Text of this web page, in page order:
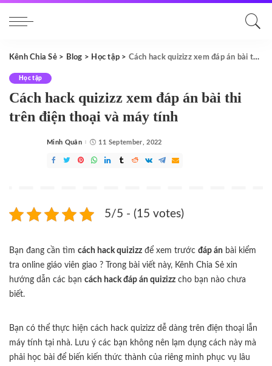
Kênh Chia Sẻ> Blog > Học tập > Cách hack quizizz xem đáp án bài thi trên điện thoại và máy tính
Học tập
Cách hack quizizz xem đáp án bài thi
trên điện thoại và máy tính
Posted
Minh Quân 11 September, 2022
5/5 - (15 votes)
Bạn đang cần tìm cách hack quizizz để xem trước đáp án bài kiểm
tra online giáo viên giao ? Trong bài viết này, Kênh Chia Sẻ xin
hướng dẫn các bạn cách hack đáp án quizizz cho bạn nào chưa
biết.
Bạn có thể thực hiện cách hack quizizz dễ dàng trên điện thoại lẫn
máy tính tại nhà. Lưu ý các bạn không nên lạm dụng cách này mà
phải học bài để biến kiến thức thành của riêng minh phục vụ lâu